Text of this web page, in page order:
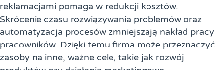
reklamacjami pomaga w redukcji kosztów.
Skrócenie czasu rozwiązywania problemów oraz
automatyzacja procesów zmniejszają nakład pracy
pracowników. Dzięki temu firma może przeznaczyć
zasoby na inne, ważne cele, takie jak rozwój